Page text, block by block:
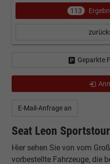
E-Mail-Anfrage an
Seat Leon
Hier sehen Sie von vom
vorbestellte Fahrzeuge, die
113
Geparkte